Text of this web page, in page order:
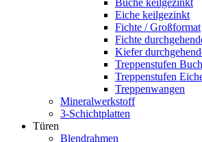
Buche keilgezinkt
Eiche keilgezinkt
Fichte / Großformat
Fichte
Kiefer
Treppenstufen
Treppenstufen
Treppenwangen
Mineralwerkstoff
3-Schichtplatten
Türen
Blendrahmen